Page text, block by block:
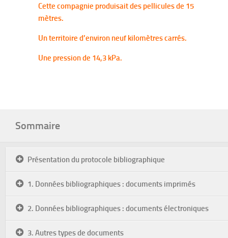
Cette compagnie produisait des pellicules de 15
mètres.
Un territoire d’environ neuf kilomètres carrés.
Une pression de 14,3 kPa.
Sommaire
Présentation du protocole bibliographique
1. Données bibliographiques : documents imprimés
2. Données bibliographiques : documents électroniques
3. Autres types de documents